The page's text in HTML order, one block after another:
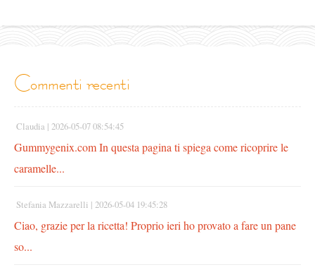
commenti recenti
Claudia | 2026-05-07 08:54:45
Gummygenix.com In questa pagina ti spiega come ricoprire le
caramelle...
Stefania Mazzarelli | 2026-05-04 19:45:28
Ciao, grazie per la ricetta! Proprio ieri ho provato a fare un pane
so...